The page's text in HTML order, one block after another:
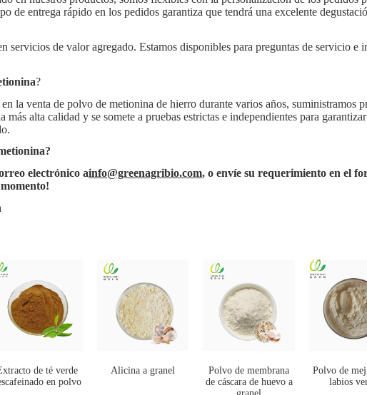
de entrega rápido en los pedidos garantiza que tendrá una excelente
servicios de valor agregado. Estamos disponibles para preguntas de servicio e
?
la venta de polvo de metionina de hierro durante varios años, suministramos
más alta calidad y se somete a pruebas estrictas e independientes para
?
electrónico ainfo@greenagribio.com, o envíe su requerimiento en el
de té verde
en polvo
Alicina a granel
Polvo de membrana
de cáscara de huevo a
Polvo de
labios